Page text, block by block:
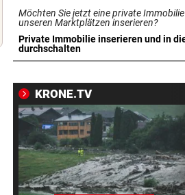
Einbruch bei Wasserrettung:
sind fassungslos“
SALZBURGER FESTSPIELE
Liebesspiele ganz in Weiß
SO SIEHT MAN SIE GUT vor 13
Wo Sternschnuppen auf
Sonnenfinsternis treffen
„WERMUTSTROPFEN“ vor
Möchten Sie jetzt eine private
unseren Marktplätzen inserieren?
Private Immobilie inserieren und in
durchschalten
in neuem Tab öffnen
KRONE.TV